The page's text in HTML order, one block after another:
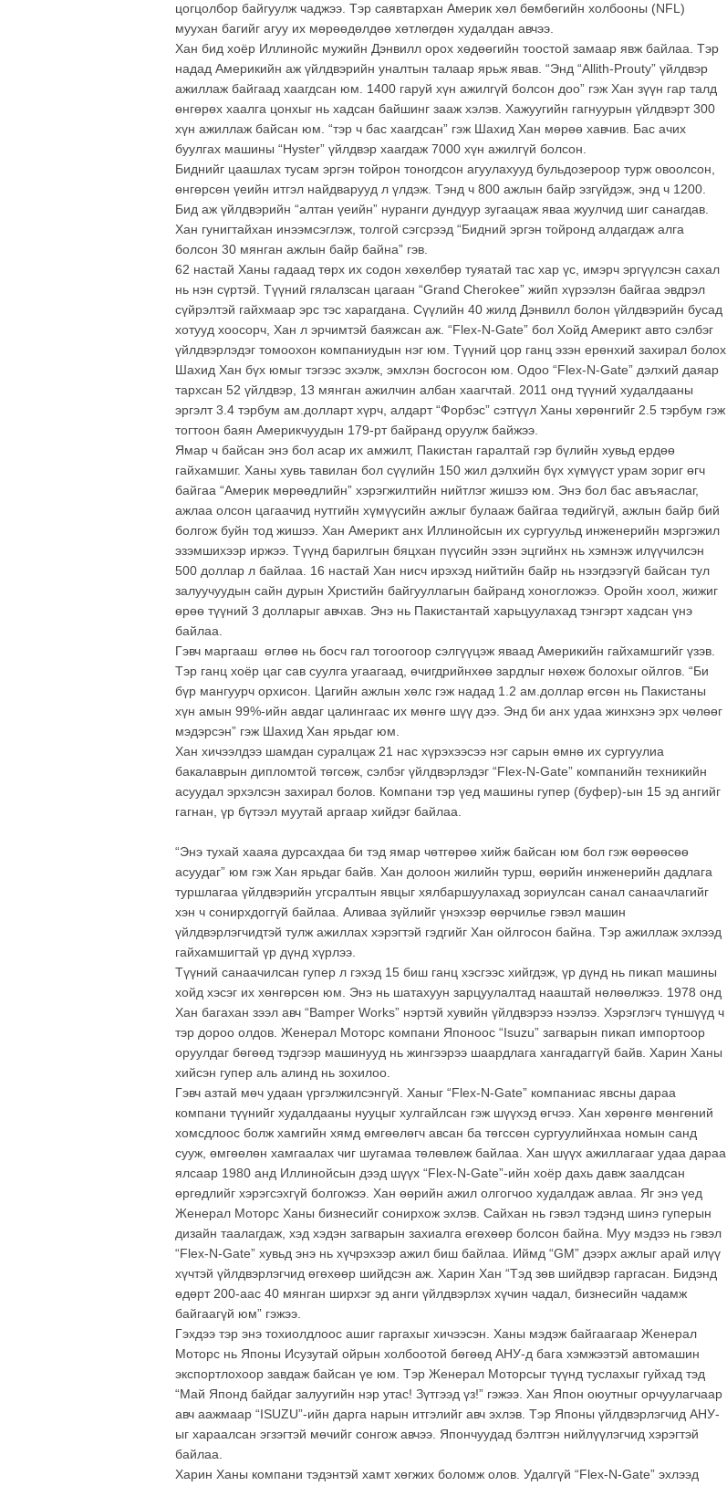
цогцолбор байгуулж чаджээ. Тэр саявтархан Америк хөл бөмбөгийн холбооны (NFL)
муухан багийг агуу их мөрөөдөлдөө хөтлөгдөн худалдан авчээ.
Хан бид хоёр Иллинойс мужийн Дэнвилл орох хөдөөгийн тоостой замаар явж байлаа. Тэр
надад Америкийн аж үйлдвэрийн уналтын талаар ярьж явав. “Энд “Allith-Prouty” үйлдвэр
ажиллаж байгаад хаагдсан юм. 1400 гаруй хүн ажилгүй болсон доо” гэж Хан зүүн гар талд
өнгөрөх хаалга цонхыг нь хадсан байшинг зааж хэлэв. Хажуугийн гагнуурын үйлдвэрт 300
хүн ажиллаж байсан юм. “тэр ч бас хаагдсан” гэж Шахид Хан мөрөө хавчив. Бас ачих
буулгах машины “Hyster” үйлдвэр хаагдаж 7000 хүн ажилгүй болсон.
Биднийг цаашлах тусам эргэн тойрон тоногдсон агуулaхууд бульдозероор турж овоолсон,
өнгөрсөн үеийн итгэл найдварууд л үлдэж. Тэнд ч 800 ажлын байр эзгүйдэж, энд ч 1200.
Бид аж үйлдвэрийн “алтан үеийн” нуранги дундуур зугаацаж яваа жуулчид шиг санагдав.
Хан гунигтайхан инээмсэглэж, толгой сэгсрээд “Бидний эргэн тойронд алдагдаж алга
болсон 30 мянган ажлын байр байна” гэв.
62 настай Ханы гадаад төрх их содон хөхөлбөр туяатай тас хар үс, имэрч эргүүлсэн сахал
нь нэн сүртэй. Түүний гялалзсан цагаан “Grand Cherokee” жийп хүрээлэн байгаа эвдрэл
сүйрэлтэй гайхмаар эрс тэс харагдана. Сүүлийн 40 жилд Дэнвилл болон үйлдвэрийн бусад
хотууд хоосорч, Хан л эрчимтэй баяжсан аж. “Flex-N-Gate” бол Хойд Америкт авто сэлбэг
үйлдвэрлэдэг томоохон компаниудын нэг юм. Түүний цор ганц эзэн ерөнхий захирал болох
Шахид Хан бүх юмыг тэгээс эхэлж, эмхлэн босгосон юм. Одоо “Flex-N-Gate” дэлхий даяар
тархсан 52 үйлдвэр, 13 мянган ажилчин албан хаагчтай. 2011 онд түүний худалдааны
эргэлт 3.4 тэрбум ам.долларт хүрч, алдарт “Форбэс” сэтгүүл Ханы хөрөнгийг 2.5 тэрбум гэж
тогтоон баян Америкчуудын 179-рт байранд оруулж байжээ.
Ямар ч байсан энэ бол асар их амжилт, Пакистан гаралтай гэр бүлийн хувьд ердөө
гайхамшиг. Ханы хувь тавилан бол сүүлийн 150 жил дэлхийн бүх хүмүүст урам зориг өгч
байгаа “Америк мөрөөдлийн” хэрэгжилтийн нийтлэг жишээ юм. Энэ бол бас авъяаслаг,
ажлаа олсон цагаачид нутгийн хүмүүсийн ажлыг булааж байгаа төдийгүй, ажлын байр бий
болгож буйн тод жишээ. Хан Америкт анх Иллинойсын их сургуульд инженерийн мэргэжил
эзэмшихээр иржээ. Түүнд барилгын бяцхан пүүсийн эзэн эцгийнх нь хэмнэж илүүчилсэн
500 доллар л байлаа. 16 настай Хан нисч ирэхэд нийтийн байр нь нээгдээгүй байсан тул
залуучуудын сайн дурын Христийн байгууллагын байранд хоногложээ. Оройн хоол, жижиг
өрөө түүний 3 долларыг авчхав. Энэ нь Пакистантай харьцуулахад тэнгэрт хадсан үнэ
байлаа.
Гэвч маргааш өглөө нь босч гал тогоогоор сэлгүүцэж яваад Америкийн гайхамшгийг үзэв.
Тэр ганц хоёр цаг сав суулга угаагаад, өчигдрийнхөө зардлыг нөхөж болохыг ойлгов. “Би
бүр мангуурч орхисон. Цагийн ажлын хөлс гэж надад 1.2 ам.доллар өгсөн нь Пакистаны
хүн амын 99%-ийн авдаг цалингаас их мөнгө шүү дээ. Энд би анх удаа жинхэнэ эрх чөлөөг
мэдэрсэн” гэж Шахид Хан ярьдаг юм.
Хан хичээлдээ шамдан суралцаж 21 нас хүрэхээсээ нэг сарын өмнө их сургуулиа
бакалаврын дипломтой төгсөж, сэлбэг үйлдвэрлэдэг “Flex-N-Gate” компанийн техникийн
асуудал эрхэлсэн захирал болов. Компани тэр үед машины гупер (буфер)-ын 15 эд ангийг
гагнан, үр бүтээл муутай аргаар хийдэг байлаа.
“Энэ тухай хааяа дурсахдаа би тэд ямар чөтгөрөө хийж байсан юм бол гэж өөрөөсөө
асуудаг” юм гэж Хан ярьдаг байв. Хан долоон жилийн турш, өөрийн инженерийн дадлага
туршлагаа үйлдвэрийн угсралтын явцыг хялбаршуулахад зориулсан санал санаачлагийг
хэн ч сонирхдоггүй байлаа. Аливаа зүйлийг үнэхээр өөрчилье гэвэл машин
үйлдвэрлэгчидтэй тулж ажиллах хэрэгтэй гэдгийг Хан ойлгосон байна. Тэр ажиллаж эхлээд
гайхамшигтай үр дүнд хүрлээ.
Түүний санаачилсан гупер л гэхэд 15 биш ганц хэсгээс хийгдэж, үр дүнд нь пикап машины
хойд хэсэг их хөнгөрсөн юм. Энэ нь шатахуун зарцуулалтад нааштай нөлөөлжээ. 1978 онд
Хан багахан зээл авч “Bamper Works” нэртэй хувийн үйлдвэрээ нээлээ. Хэрэглэгч түншүүд ч
тэр дороо олдов. Женерал Моторс компани Японоос “Isuzu” загварын пикап импортоор
оруулдаг бөгөөд тэдгээр машинууд нь жингээрээ шаардлага хангадаггүй байв. Харин Ханы
хийсэн гупер аль алинд нь зохилоо.
Гэвч азтай мөч удаан үргэлжилсэнгүй. Ханыг “Flex-N-Gate” компаниас явсны дараа
компани түүнийг худалдааны нууцыг хулгайлсан гэж шүүхэд өгчээ. Хан хөрөнгө мөнгөний
хомсдлоос болж хамгийн хямд өмгөөлөгч авсан ба төгссөн сургуулийнхаа номын санд
сууж, өмгөөлөн хамгаалах чиг шугамаа төлөвлөж байлаа. Хан шүүх ажиллагааг удаа дараа
ялсаар 1980 анд Иллинойсын дээд шүүх “Flex-N-Gate”-ийн хоёр дахь давж заалдсан
өргөдлийг хэрэгсэхгүй болгожээ. Хан өөрийн ажил олгогчоо худалдаж авлаа. Яг энэ үед
Женерал Моторс Ханы бизнесийг сонирхож эхлэв. Сайхан нь гэвэл тэдэнд шинэ гуперын
дизайн таалагдаж, хэд хэдэн загварын захиалга өгөхөөр болсон байна. Муу мэдээ нь гэвэл
“Flex-N-Gate” хувьд энэ нь хүчрэхээр ажил биш байлаа. Иймд “GM” дээрх ажлыг арай илүү
хүчтэй үйлдвэрлэгчид өгөхөөр шийдсэн аж. Харин Хан “Тэд зөв шийдвэр гаргасан. Бидэнд
өдөрт 200-аас 40 мянган ширхэг эд анги үйлдвэрлэх хүчин чадал, бизнесийн чадамж
байгаагүй юм” гэжээ.
Гэхдээ тэр энэ тохиолдлоос ашиг гаргахыг хичээсэн. Ханы мэдэж байгаагаар Женерал
Моторс нь Японы Исузутай ойрын холбоотой бөгөөд АНУ-д бага хэмжээтэй автомашин
экспортлохоор завдаж байсан үе юм. Тэр Женерал Моторсыг түүнд туслахыг гуйхад тэд
“Май Японд байдаг залуугийн нэр утас! Зүтгээд үз!” гэжээ. Хан Япон оюутныг орчуулагчаар
авч аажмаар “ISUZU”-ийн дарга нарын итгэлийг авч эхлэв. Тэр Японы үйлдвэрлэгчид АНУ-
ыг хараалсан эгзэгтэй мөчийг сонгож авчээ. Япончуудад бэлтгэн нийлүүлэгчид хэрэгтэй
байлаа.
Харин Ханы компани тэдэнтэй хамт хөгжих боломж олов. Удалгүй “Flex-N-Gate” эхлээд